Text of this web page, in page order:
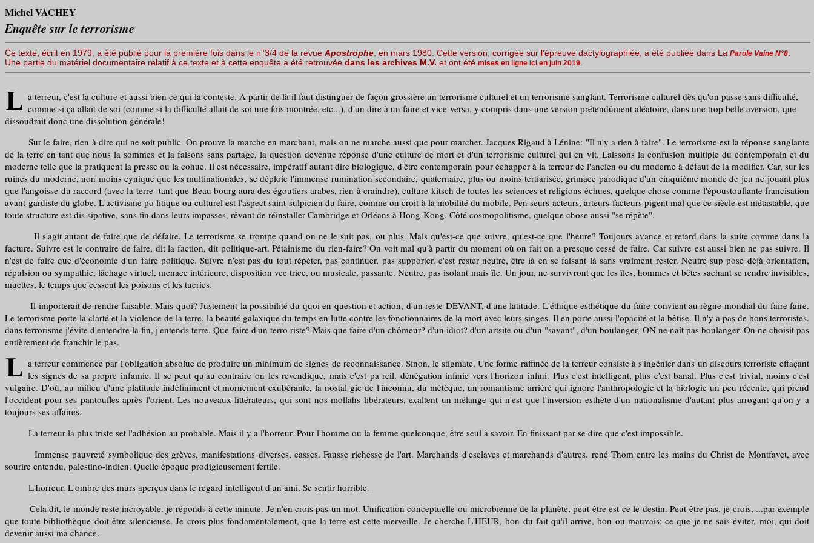
Michel VACHEY
Enquête sur le terrorisme
Ce texte, écrit en 1979, a été publié pour la première fois dans le n°3/4 de la revue Apostrophe , en mars 1980. Cette version, corrigée sur l'épreuve dactylographiée, a été publiée dans La Parole Vaine N°8
Une partie du matériel documentaire relatif à ce texte et à cette enquête a été retrouvée dans les archives M.V. et ont été mises en ligne ici en juin 2019
a terreur, c'est la culture et aussi bien ce qui la conteste. A partir de là il faut distinguer de façon grossière un terrorisme culturel et un terrorisme sanglant. Terrorisme culturel dès qu'on passe sans difficulté,
comme si ça allait de soi (comme si la difficulté allait de soi une fois montrée, etc...), d'un dire à un faire et vice-versa, y compris dans une version prétendûment aléatoire, dans une trop belle aversion, que
dissoudrait donc une dissolution générale!
Sur le faire, rien à dire qui ne soit public. On prouve la marche en marchant, mais on ne marche aussi que pour marcher. Jacques Rigaud à Lénine: "Il n'y a rien à faire". Le terrorisme est la réponse sanglante
de la terre en tant que nous la sommes et la faisons sans partage, la question devenue réponse d'une culture de mort et d'un terrorisme culturel qui en vit. Laissons la confusion multiple du contemporain et du
moderne telle que la pratiquent la presse ou la cohue. Il est nécessaire, impératif autant dire biologique, d'être contemporain pour échapper à la terreur de l'ancien ou du moderne à défaut de la modifier. Car, sur les
ruines du moderne, non moins cynique que les multinationales, se déploie l'immense rumination secondaire, quaternaire, plus ou moins tertiarisée, grimace parodique d'un cinquième monde de jeu ne jouant plus
que l'angoisse du raccord (avec la terre -tant que Beau bourg aura des égoutiers arabes, rien à craindre), culture kitsch de toutes les sciences et religions échues, quelque chose comme l'époustouflante francisation
avant-gardiste du globe. L'activisme po litique ou culturel est l'aspect saint-sulpicien du faire, comme on croit à la mobilité du mobile. Pen seurs-acteurs, arteurs-facteurs pigent mal que ce siècle est métastable, que
toute structure est dis sipative, sans fin dans leurs impasses, rêvant de réinstaller Cambridge et Orléans à Hong-Kong. Côté cosmopolitisme, quelque chose aussi "se répète".
Il s'agit autant de faire que de défaire. Le terrorisme se trompe quand on ne le suit pas, ou plus. Mais qu'est-ce que suivre, qu'est-ce que l'heure? Toujours avance et retard dans la suite comme dans la
facture. Suivre est le contraire de faire, dit la faction, dit politique-art. Pétainisme du rien-faire? On voit mal qu'à partir du moment où on fait on a presque cessé de faire. Car suivre est aussi bien ne pas suivre. Il
n'est de faire que d'économie d'un faire politique. Suivre n'est pas du tout répéter, pas continuer, pas supporter. c'est rester neutre, être là en se faisant là sans vraiment rester. Neutre sup pose déjà orientation,
répulsion ou sympathie, lâchage virtuel, menace intérieure, disposition vec trice, ou musicale, passante. Neutre, pas isolant mais île. Un jour, ne survivront que les îles, hommes et bêtes sachant se rendre invisibles,
muettes, le temps que cessent les poisons et les tueries.
Il importerait de rendre faisable. Mais quoi? Justement la possibilité du quoi en question et action, d'un reste DEVANT, d'une latitude. L'éthique esthétique du faire convient au règne mondial du faire faire.
Le terrorisme porte la clarté et la violence de la terre, la beauté galaxique du temps en lutte contre les fonctionnaires de la mort avec leurs singes. Il en porte aussi l'opacité et la bêtise. Il n'y a pas de bons terroristes.
dans terrorisme j'évite d'entendre la fin, j'entends terre. Que faire d'un terro riste? Mais que faire d'un chômeur? d'un idiot? d'un artsite ou d'un "savant", d'un boulanger, ON ne naît pas boulanger. On ne choisit pas
entièrement de franchir le pas.
a terreur commence par l'obligation absolue de produire un minimum de signes de reconnaissance. Sinon, le stigmate. Une forme raffinée de la terreur consiste à s'ingénier dans un discours terroriste effaçant
les signes de sa propre infamie. Il se peut qu'au contraire on les revendique, mais c'est pa reil. dénégation infinie vers l'horizon infini. Plus c'est intelligent, plus c'est banal. Plus c'est trivial, moins c'est
vulgaire. D'où, au milieu d'une platitude indéfiniment et mornement exubérante, la nostal gie de l'inconnu, du métèque, un romantisme arriéré qui ignore l'anthropologie et la biologie un peu récente, qui prend
l'occident pour ses pantoufles après l'orient. Les nouveaux littérateurs, qui sont nos mollahs libérateurs, exaltent un mélange qui n'est que l'inversion esthète d'un nationalisme d'autant plus arrogant qu'on y a
toujours ses affaires.
La terreur la plus triste set l'adhésion au probable. Mais il y a l'horreur. Pour l'homme ou la femme quelconque, être seul à savoir. En finissant par se dire que c'est impossible.
Immense pauvreté symbolique des grèves, manifestations diverses, casses. Fausse richesse de l'art. Marchands d'esclaves et marchands d'autres. rené Thom entre les mains du Christ de Montfavet, avec
sourire entendu, palestino-indien. Quelle époque prodigieusement fertile.
L'horreur. L'ombre des murs aperçus dans le regard intelligent d'un ami. Se sentir horrible.
Cela dit, le monde reste incroyable. je réponds à cette minute. Je n'en crois pas un mot. Unification conceptuelle ou microbienne de la planète, peut-être est-ce le destin. Peut-être pas. je crois, ...par exemple
que toute bibliothèque doit être silencieuse. Je crois plus fondamentalement, que la terre est cette merveille. Je cherche L'HEUR, bon du fait qu'il arrive, bon ou mauvais: ce que je ne sais éviter, moi, qui doit
devenir aussi ma chance.